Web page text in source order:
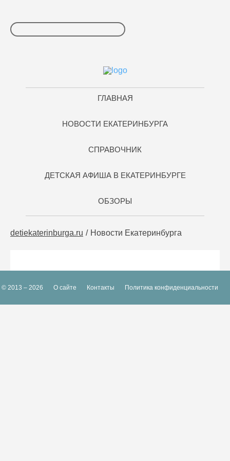
ГЛАВНАЯ
НОВОСТИ ЕКАТЕРИНБУРГА
СПРАВОЧНИК
ДЕТСКАЯ АФИША В ЕКАТЕРИНБУРГЕ
ОБЗОРЫ
detiekaterinburga.ru Новости Екатеринбурга
© 2013 – 2026 О сайте Контакты Политика конфиденциальности